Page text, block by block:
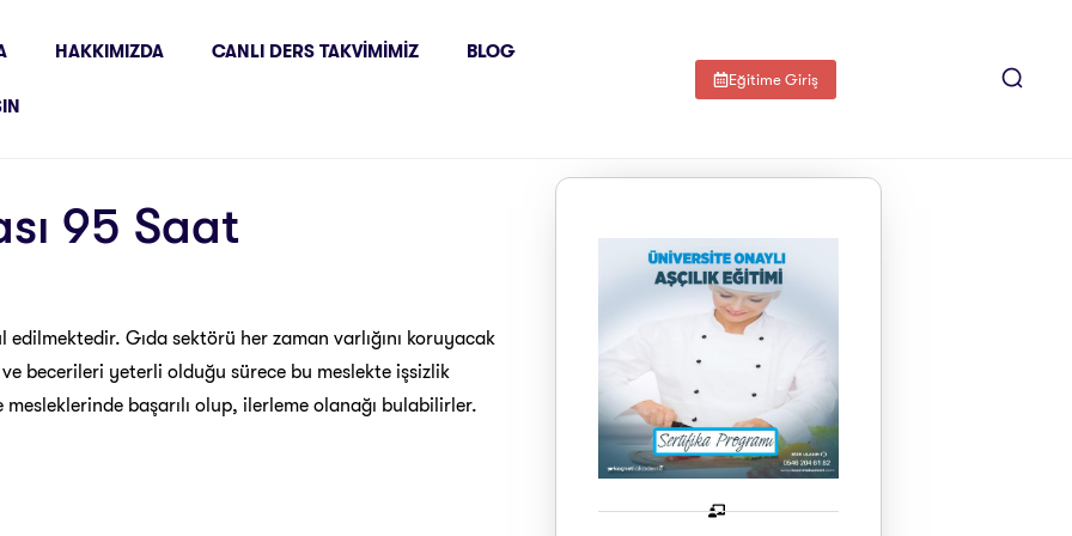
HAKKIMIZDA CANLI DERS TAKVIMIMIZ BLOG
Eğitime Giriş
95 Saat
Gıda sektörü her zaman varlığını koruyacak
becerileri yeterli olduğu sürece bu meslekte işsizlik
başarılı olup, ilerleme olanağı bulabilirler.